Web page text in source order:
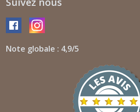
Note globale : 4,9/5